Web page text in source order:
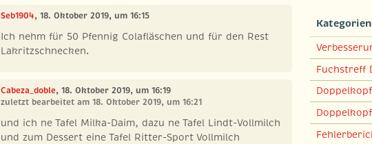
Seb1904, 18. Oktober 2019, um 16:15
Ich nehm für 50 Pfennig Colafläschen und für den Rest
Lakritzschnecken.
Cabeza_doble, 18. Oktober 2019, um 16:19
zuletzt bearbeitet am 18. Oktober 2019, um 16:21
und ich ne Tafel Milka-Daim, dazu ne Tafel Lindt-Vollmilch
und zum Dessert eine Tafel Ritter-Sport Vollmilch
Kategorien
Fuchstreff